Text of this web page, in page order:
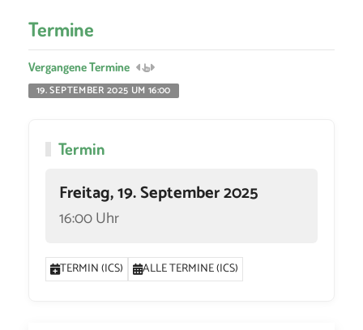
Termine
Vergangene Termine
19. SEPTEMBER 2025 UM 16:00
Termin
Freitag, 19. September 2025
16:00 Uhr
TERMIN (ICS) ALLE TERMINE (ICS)